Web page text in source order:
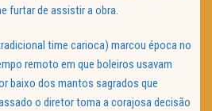
furtar de assistir a obra.
time carioca) marcou época no
remoto em que boleiros usavam
baixo dos mantos sagrados que
o diretor toma a corajosa decisão